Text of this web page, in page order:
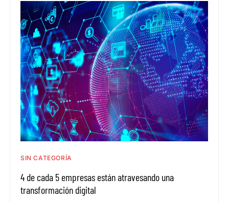
SIN CATEGORÍA
4 de cada 5 empresas están atravesando una
transformación digital